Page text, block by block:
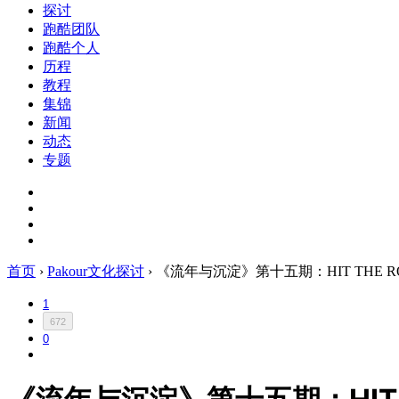
探讨
跑酷团队
跑酷个人
历程
教程
集锦
新闻
动态
专题
首页 › Pakour文化探讨 › 《流年与沉淀》第十五期：HIT THE
1
672
0